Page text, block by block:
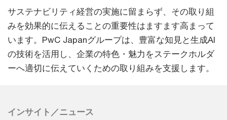
サステナビリティ経営の実施に留まらず、その取り組
みを効果的に伝えることの重要性はますます高まって
います。PwC Japanグループは、豊富な知見と生成AI
の技術を活用し、企業の特色・魅力をステークホルダ
ーへ適切に伝えていくための取り組みを支援します。
インサイト／ニュース